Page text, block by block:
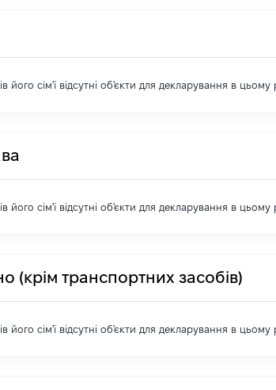
його сім'ї відсутні об'єкти для декларування в цьому
його сім'ї відсутні об'єкти для декларування в цьому
(крім транспортних засобів)
його сім'ї відсутні об'єкти для декларування в цьому